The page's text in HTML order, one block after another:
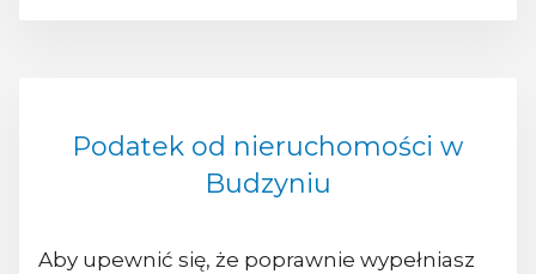
Podatek od nieruchomości w
Budzyniu
Aby upewnić się, że poprawnie wypełniasz